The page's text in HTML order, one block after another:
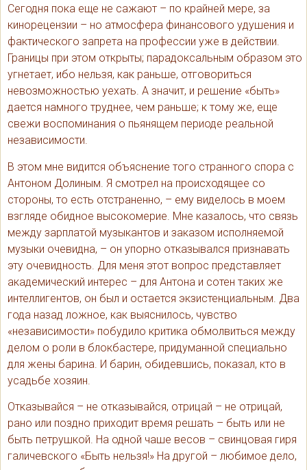
Сегодня пока еще не сажают – по крайней мере, за
кинорецензии – но атмосфера финансового удушения и
фактического запрета на профессии уже в действии.
Границы при этом открыты; парадоксальным образом это
угнетает, ибо нельзя, как раньше, отговориться
невозможностью уехать. А значит, и решение «быть»
дается намного труднее, чем раньше; к тому же, еще
свежи воспоминания о пьянящем периоде реальной
независимости.
В этом мне видится объяснение того странного спора с
Антоном Долиным. Я смотрел на происходящее со
стороны, то есть отстраненно, – ему виделось в моем
взгляде обидное высокомерие. Мне казалось, что связь
между зарплатой музыкантов и заказом исполняемой
музыки очевидна, – он упорно отказывался признавать
эту очевидность. Для меня этот вопрос представляет
академический интерес – для Антона и сотен таких же
интеллигентов, он был и остается экзистенциальным. Два
года назад ложное, как выяснилось, чувство
«независимости» побудило критика обмолвиться между
делом о роли в блокбастере, придуманной специально
для жены барина. И барин, обидевшись, показал, кто в
усадьбе хозяин.
Отказывайся – не отказывайся, отрицай – не отрицай,
рано или поздно приходит время решать – быть или не
быть петрушкой. На одной чаше весов – свинцовая гиря
галичевского «Быть нельзя!» На другой – любимое дело,